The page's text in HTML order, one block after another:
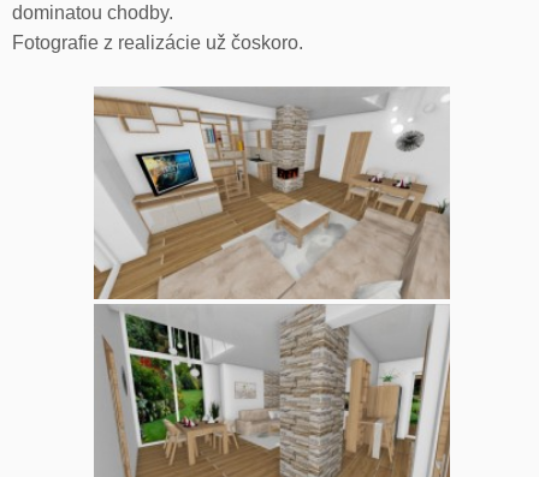
dominatou chodby.
Fotografie z realizácie už čoskoro.